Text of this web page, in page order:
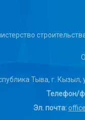
Тыва, г. Кызыл,
Телефон/
Эл. почта: